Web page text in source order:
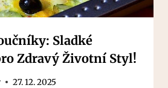
Sladké
Zdravý Životní Styl!
27. 12. 2025